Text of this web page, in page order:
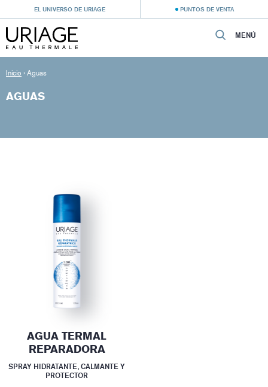
EL UNIVERSO DE URIAGE PUNTOS DE VENTA
MENÚ
Inicio › Aguas
AGUAS
AGUA TERMAL
REPARADORA
SPRAY HIDRATANTE, CALMANTE Y
PROTECTOR